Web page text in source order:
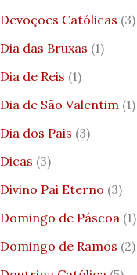
Devoções Católicas (3)
Dia das Bruxas (1)
Dia de Reis (1)
Dia de São Valentim (1)
Dia dos Pais (3)
Dicas (3)
Divino Pai Eterno (3)
Domingo de Páscoa (1)
Domingo de Ramos (2)